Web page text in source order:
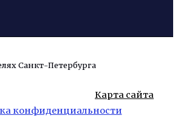
Санкт-Петербурга
Карта сайта
конфиденциальности